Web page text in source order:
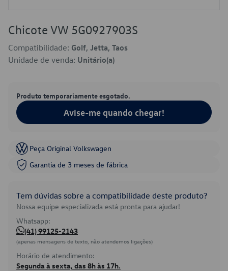
Chicote VW 5G0927903S
Compatibilidade: Golf, Jetta, Taos
Unidade de venda: Unitário(a)
Produto temporariamente esgotado.
Avise-me quando chegar!
Peça Original Volkswagen
Garantia de 3 meses de fábrica
Tem dúvidas sobre a compatibilidade deste produto?
Nossa equipe especializada está pronta para ajudar!
Whatsapp:
(41) 99125-2143
(apenas mensagens de texto, não atendemos ligações)
Horário de atendimento:
Segunda à sexta, das 8h às 17h.